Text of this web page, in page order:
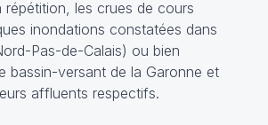
répétition, les crues de cours
inondations constatées dans
Pas-de-Calais) ou bien
bassin-versant de la Garonne et
affluents respectifs.